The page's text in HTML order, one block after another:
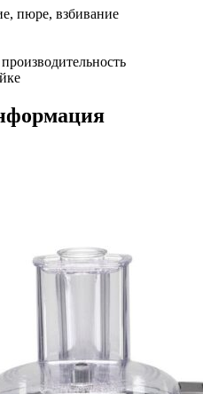
пюре, взбивание